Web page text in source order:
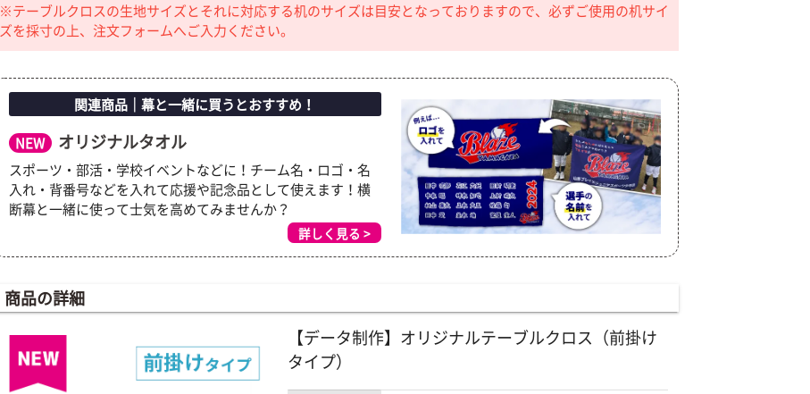
※テーブルクロスの生地サイズとそれに対応する机のサイズは目安となっておりますので、必ずご使用の机サイ
ズを採寸の上、注文フォームへご入力ください。
関連商品｜幕と一緒に買うとおすすめ！
NEW
オリジナルタオル
スポーツ・部活・学校イベントなどに！チーム名・ロゴ・名
入れ・背番号などを入れて応援や記念品として使えます！横
断幕と一緒に使って士気を高めてみませんか？
詳しく見る >
商品の詳細
【データ制作】オリジナルテーブルクロス（前掛け
タイプ）